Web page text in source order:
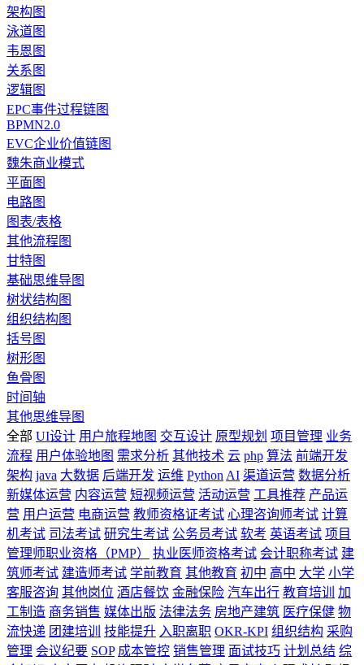
架构图
泳道图
韦恩图
关系图
逻辑图
EPC事件过程链图
BPMN2.0
EVC企业价值链图
魏朱商业模式
平面图
电路图
图表/表格
其他流程图
甘特图
基础思维导图
树状结构图
组织结构图
括号图
树形图
鱼骨图
时间轴
其他思维导图
全部 UI设计 用户旅程地图 交互设计 原型规划 项目管理 业务
流程 用户体验地图 需求分析 其他技术 云 php 算法 前端开发
架构 java 大数据 后端开发 运维 Python AI 渠道运营 数据分析
新媒体运营 内容运营 短视频运营 活动运营 工具推荐 产品运
营 用户运营 电商运营 教师资格证考试 心理咨询师考试 计算
机考试 司法考试 研究生考试 公务员考试 软考 英语考试 项目
管理师职业资格（PMP）
执业医师资格考试 会计职称考试 建
筑师考试 建造师考试 学前教育 其他教育 初中 高中 大学 小学
客服咨询 其他岗位 酒店餐饮 金融保险 汽车出行 教育培训
加
工制造 商务销售 媒体出版 法律法务 房地产建筑 医疗保健 物
流快递 团建培训 技能提升 入职离职 OKR-KPI 组织结构 采购
管理 会议纪要 SOP 成本管控 销售管理 面试技巧 计划总结 综